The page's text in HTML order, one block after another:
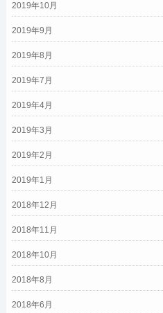
2019年10月
2019年9月
2019年8月
2019年7月
2019年4月
2019年3月
2019年2月
2019年1月
2018年12月
2018年11月
2018年10月
2018年8月
2018年6月